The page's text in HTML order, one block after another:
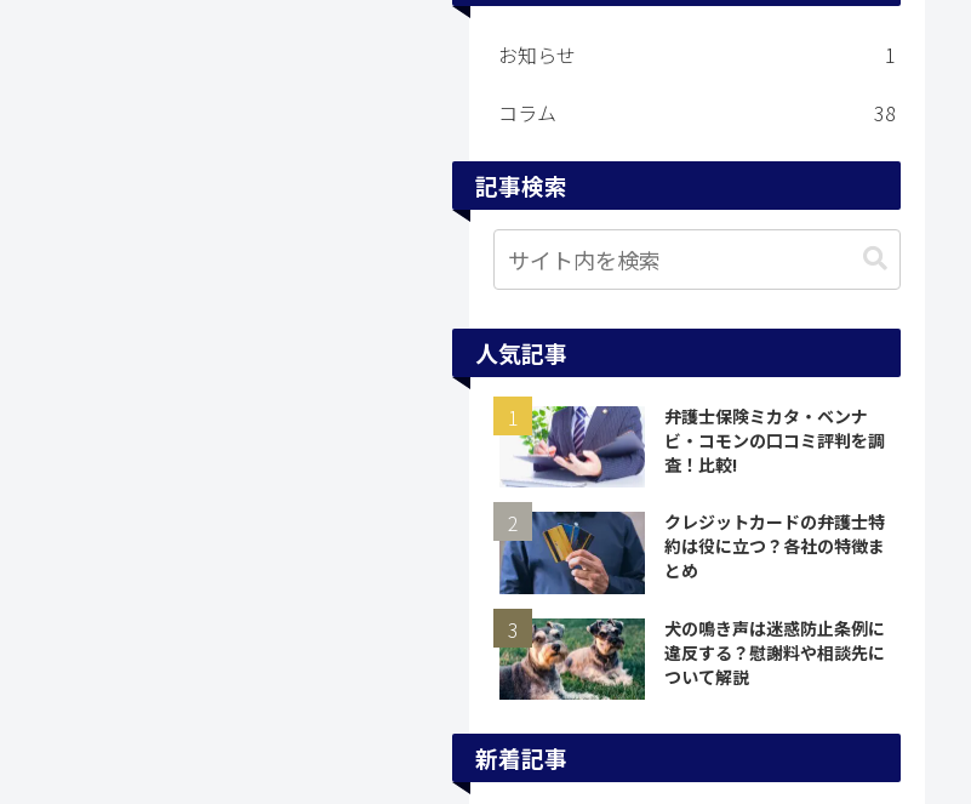
お知らせ
1
コラム
38
記事検索
人気記事
弁護士保険ミカタ・ベンナ
ビ・コモンの口コミ評判を調
査！比較!
クレジットカードの弁護士特
約は役に立つ？各社の特徴ま
とめ
犬の鳴き声は迷惑防止条例に
違反する？慰謝料や相談先に
ついて解説
新着記事